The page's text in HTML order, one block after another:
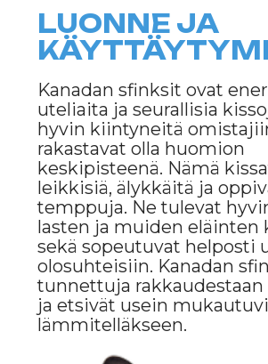
huomioon niiden aktiivinen
elämäntyyli.